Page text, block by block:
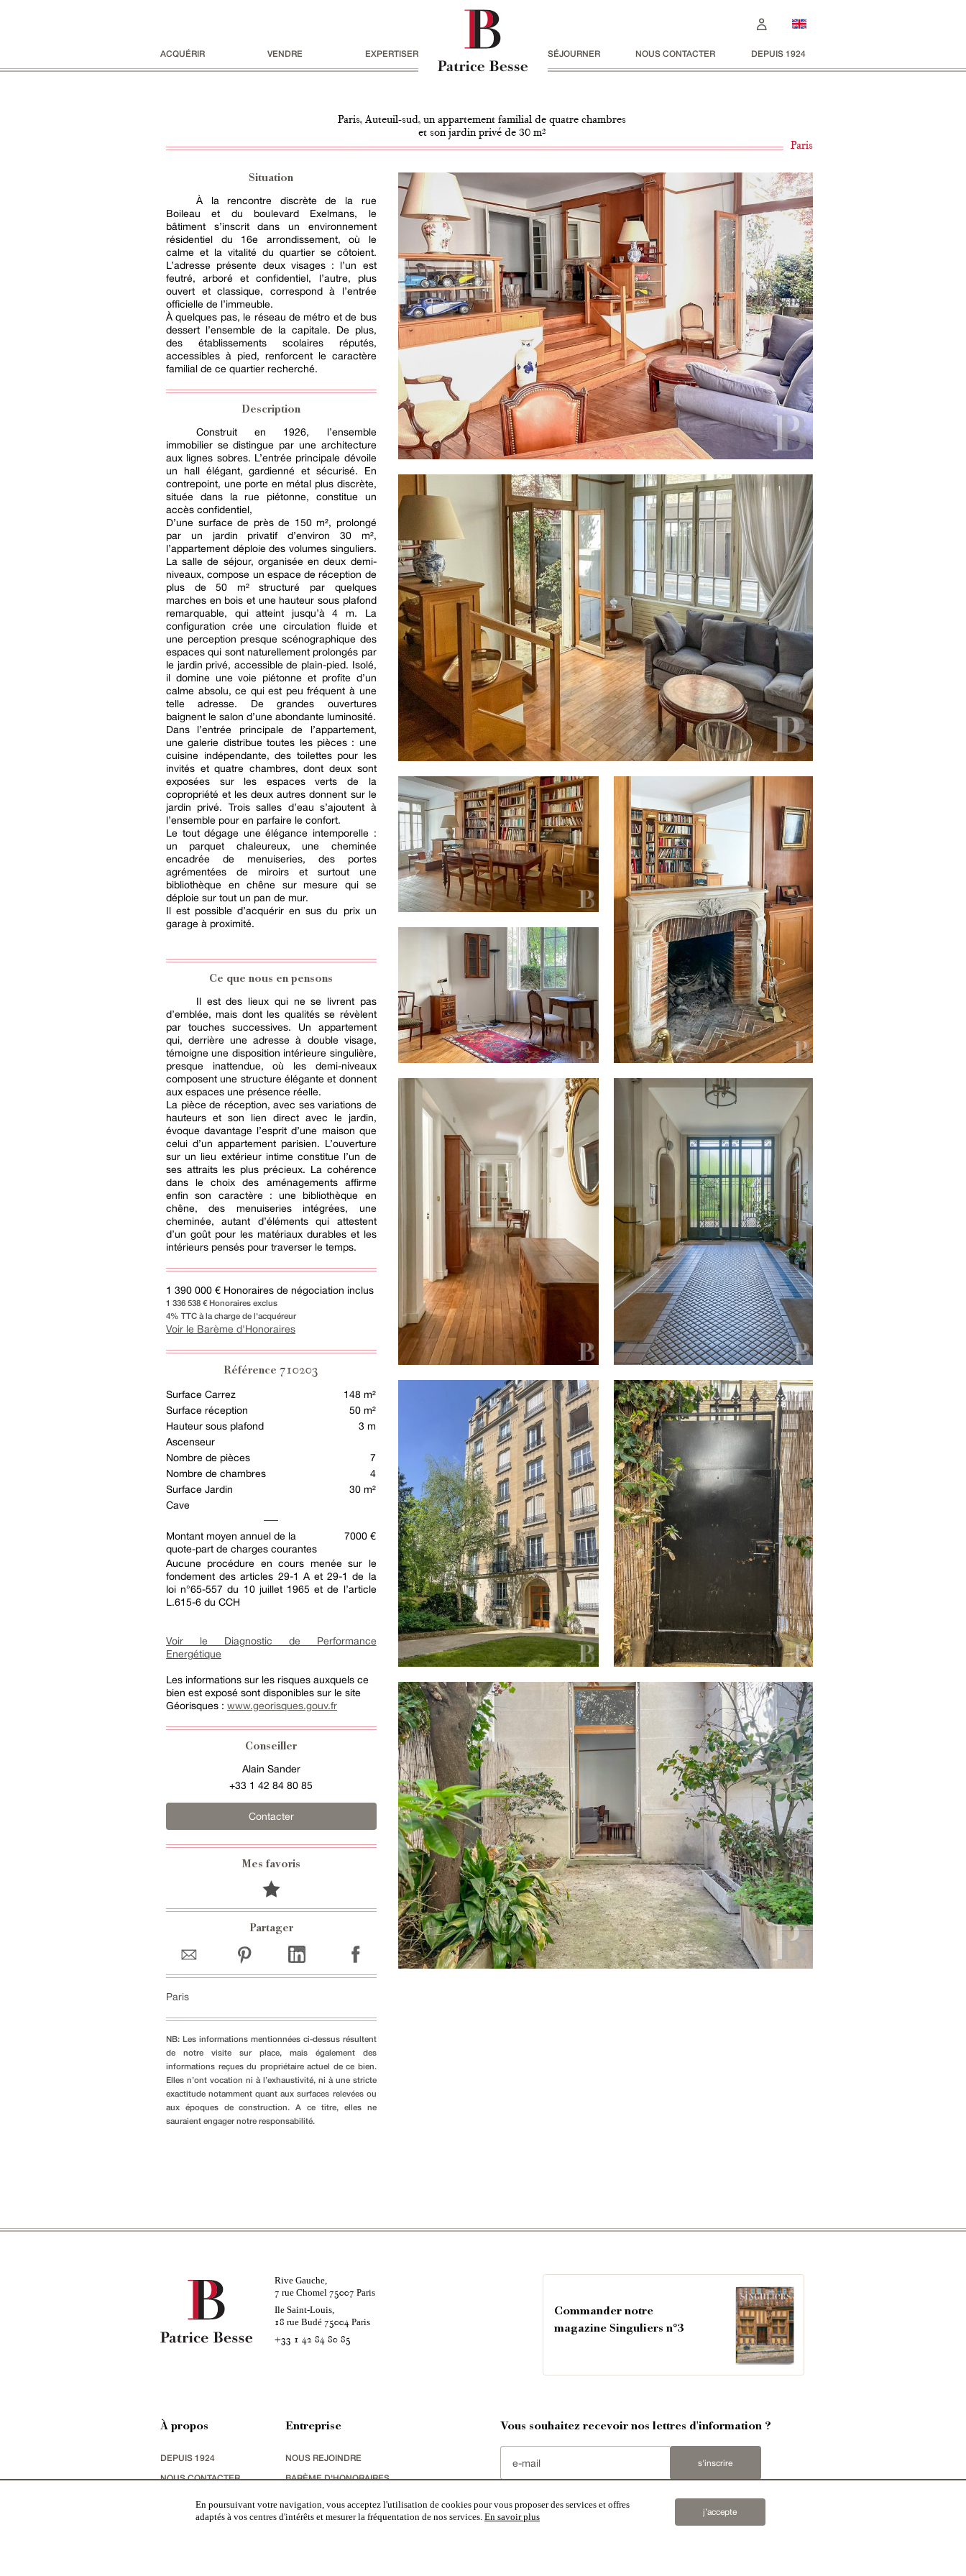
ACQUÉRIR VENDRE EXPERTISER SÉJOURNER NOUS CONTACTER DEPUIS 1924
Paris, Auteuil-sud, un appartement familial de quatre chambres
et son jardin privé de 30 m²
Paris
Situation
À la rencontre discrète de la rue
Boileau et du boulevard Exelmans, le
bâtiment s’inscrit dans un environnement
résidentiel du 16e arrondissement, où le
calme et la vitalité du quartier se côtoient.
L’adresse présente deux visages : l’un est
feutré, arboré et confidentiel, l’autre, plus
ouvert et classique, correspond à l’entrée
officielle de l’immeuble.
À quelques pas, le réseau de métro et de bus
dessert l’ensemble de la capitale. De plus,
des établissements scolaires réputés,
accessibles à pied, renforcent le caractère
familial de ce quartier recherché.
Description
Construit en 1926, l’ensemble
immobilier se distingue par une architecture
aux lignes sobres. L’entrée principale dévoile
un hall élégant, gardienné et sécurisé. En
contrepoint, une porte en métal plus discrète,
située dans la rue piétonne, constitue un
accès confidentiel,
D’une surface de près de 150 m², prolongé
par un jardin privatif d’environ 30 m²,
l’appartement déploie des volumes singuliers.
La salle de séjour, organisée en deux demi-
niveaux, compose un espace de réception de
plus de 50 m² structuré par quelques
marches en bois et une hauteur sous plafond
remarquable, qui atteint jusqu’à 4 m. La
configuration crée une circulation fluide et
une perception presque scénographique des
espaces qui sont naturellement prolongés par
le jardin privé, accessible de plain-pied. Isolé,
il domine une voie piétonne et profite d’un
calme absolu, ce qui est peu fréquent à une
telle adresse. De grandes ouvertures
baignent le salon d’une abondante luminosité.
Dans l’entrée principale de l’appartement,
une galerie distribue toutes les pièces : une
cuisine indépendante, des toilettes pour les
invités et quatre chambres, dont deux sont
exposées sur les espaces verts de la
copropriété et les deux autres donnent sur le
jardin privé. Trois salles d’eau s’ajoutent à
l’ensemble pour en parfaire le confort.
Le tout dégage une élégance intemporelle :
un parquet chaleureux, une cheminée
encadrée de menuiseries, des portes
agrémentées de miroirs et surtout une
bibliothèque en chêne sur mesure qui se
déploie sur tout un pan de mur.
Il est possible d’acquérir en sus du prix un
garage à proximité.
Ce que nous en pensons
Il est des lieux qui ne se livrent pas
d’emblée, mais dont les qualités se révèlent
par touches successives. Un appartement
qui, derrière une adresse à double visage,
témoigne une disposition intérieure singulière,
presque inattendue, où les demi-niveaux
composent une structure élégante et donnent
aux espaces une présence réelle.
La pièce de réception, avec ses variations de
hauteurs et son lien direct avec le jardin,
évoque davantage l’esprit d’une maison que
celui d’un appartement parisien. L’ouverture
sur un lieu extérieur intime constitue l’un de
ses attraits les plus précieux. La cohérence
dans le choix des aménagements affirme
enfin son caractère : une bibliothèque en
chêne, des menuiseries intégrées, une
cheminée, autant d’éléments qui attestent
d’un goût pour les matériaux durables et les
intérieurs pensés pour traverser le temps.
1 390 000 € Honoraires de négociation inclus
1 336 538 € Honoraires exclus
4% TTC à la charge de l'acquéreur
Voir le Barème d'Honoraires
Référence710203
Surface Carrez
148 m²
Surface réception
50 m²
Hauteur sous plafond
3 m
Ascenseur
Nombre de pièces
7
Nombre de chambres
4
Surface Jardin
30 m²
Cave
Montant moyen annuel de la
quote-part de charges courantes
7000 €
Aucune procédure en cours menée sur le
fondement des articles 29-1 A et 29-1 de la
loi n°65-557 du 10 juillet 1965 et de l’article
L.615-6 du CCH
Voir le Diagnostic de Performance
Energétique
Les informations sur les risques auxquels ce
bien est exposé sont disponibles sur le site
Géorisques : www.georisques.gouv.fr
Conseiller
Alain Sander
+33 1 42 84 80 85
Contacter
Mes favoris
Partager
Paris
NB: Les informations mentionnées ci-dessus résultent
de notre visite sur place, mais également des
informations reçues du propriétaire actuel de ce bien.
Elles n’ont vocation ni à l’exhaustivité, ni à une stricte
exactitude notamment quant aux surfaces relevées ou
aux époques de construction. A ce titre, elles ne
sauraient engager notre responsabilité.
Rive Gauche,
7 rue Chomel 75007 Paris
Ile Saint-Louis,
18 rue Budé 75004Paris
+33 1 42 84 80 85
Commander notre
magazine Singuliers n°3
À propos
DEPUIS 1924
NOUS CONTACTER
MÉCÉNAT
Entreprise
NOUS REJOINDRE
BARÈME D'HONORAIRES
MENTIONS LÉGALES & CGU
Vous souhaitez recevoir nos lettres d'information ?
s'inscrire
En poursuivant votre navigation, vous acceptez l'utilisation de cookies pour vous proposer des services et offres
adaptés à vos centres d'intérêts et mesurer la fréquentation de nos services. En savoir plus j’accepte